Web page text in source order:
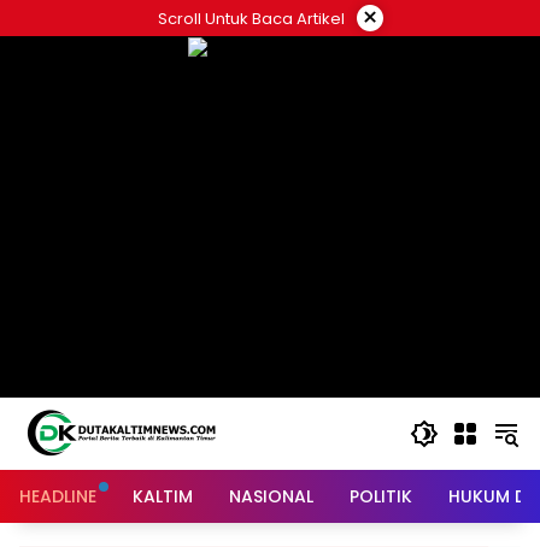
to
Scroll Untuk Baca Artikel ×
HEADLINE KALTIM NASIONAL POLITIK HUKUM